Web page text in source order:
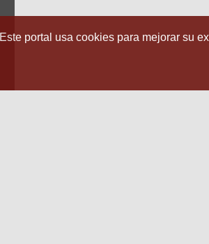
Este portal usa cookies para mejorar su